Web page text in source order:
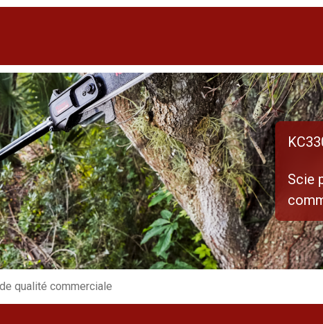
Scie
qualité commerciale